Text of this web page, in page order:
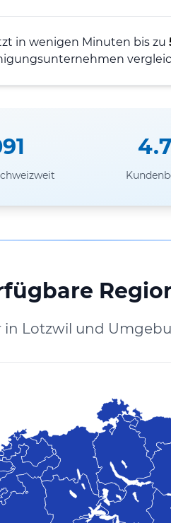
in wenigen Minuten bis zu
Lotzwil und